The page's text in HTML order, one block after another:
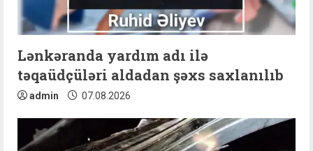
n
g
Lənkəranda yardım adı ilə
təqaüdçüləri aldadan şəxs saxlanılıb
admin 07.08.2026